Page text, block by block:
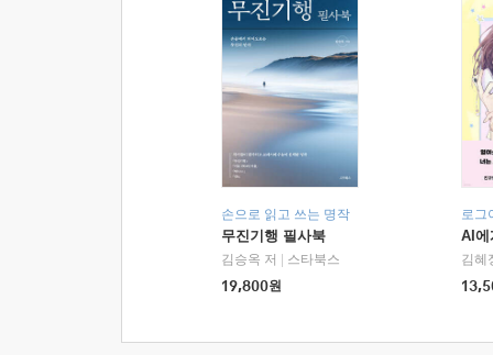
손으로 읽고 쓰는 명작
무진기행 필사북
김승옥 저
스타북스
19,800원
로그
AI에
김혜